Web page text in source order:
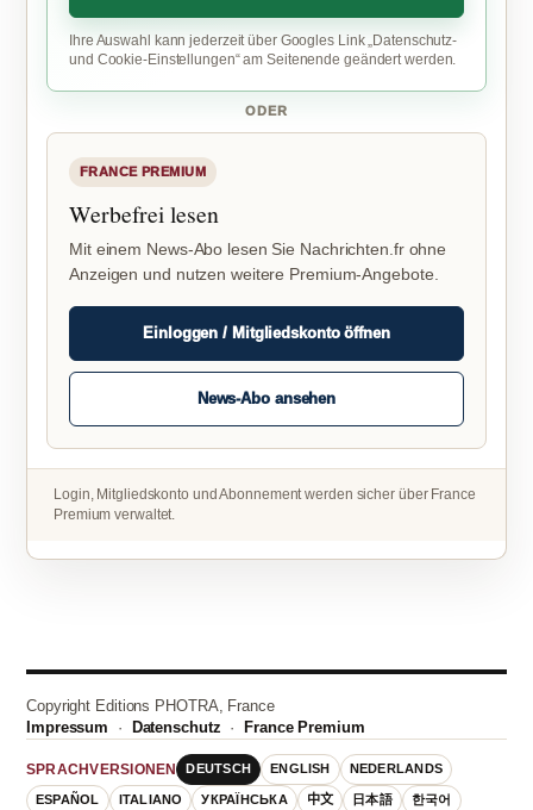
Ihre Auswahl kann jederzeit über Googles Link „Datenschutz-
und Cookie-Einstellungen“ am Seitenende geändert werden.
ODER
FRANCE PREMIUM
Werbefrei lesen
Mit einem News-Abo lesen Sie Nachrichten.fr ohne
Anzeigen und nutzen weitere Premium-Angebote.
Einloggen / Mitgliedskonto öffnen
News-Abo ansehen
Login, Mitgliedskonto und Abonnement werden sicher über France
Premium verwaltet.
Copyright Editions PHOTRA, France
Impressum · Datenschutz · France Premium
SPRACHVERSIONEN DEUTSCH ENGLISH NEDERLANDS
ESPAÑOL ITALIANO УКРАЇНСЬКА 中文 日本語 한국어